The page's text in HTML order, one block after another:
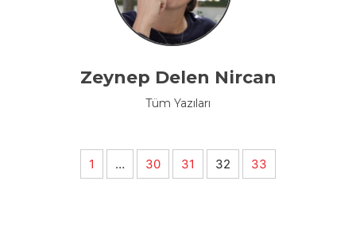
Zeynep Delen Nircan
Tüm Yazıları
1 … 30 31 32 33